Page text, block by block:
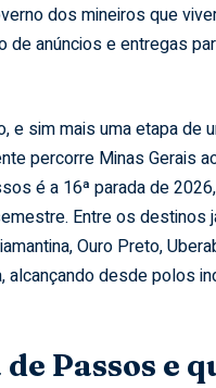
dos mineiros que
anúncios e entregas
sim mais uma etapa de
percorre Minas Gerais
é a 16ª parada de
Entre os destinos
Ouro Preto,
desde polos
Passos e